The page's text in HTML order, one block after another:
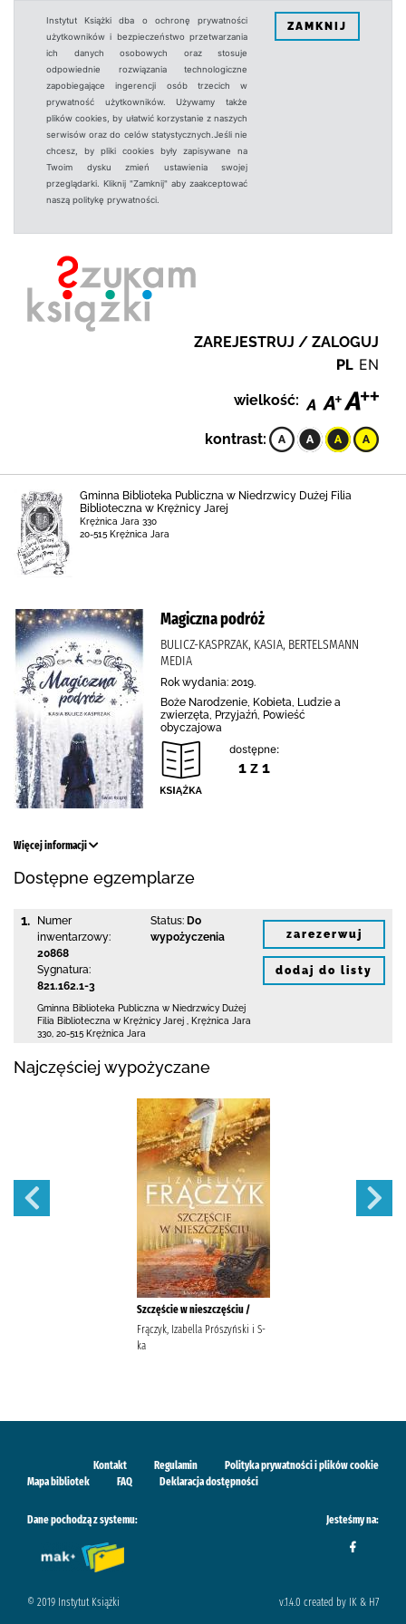
Instytut Książki dba o ochronę prywatności
użytkowników i bezpieczeństwo przetwarzania
ich danych osobowych oraz stosuje
odpowiednie rozwiązania technologiczne
zapobiegające ingerencji osób trzecich w
prywatność użytkowników. Używamy także
plików cookies, by ułatwić korzystanie z naszych
serwisów oraz do celów statystycznych.Jeśli nie
chcesz, by pliki cookies były zapisywane na
Twoim dysku zmień ustawienia swojej
przeglądarki. Kliknij "Zamknij" aby zaakceptować
naszą politykę prywatności.
ZAMKNIJ
ZAREJESTRUJ / ZALOGUJ
PL EN
wielkość:
kontrast:
Gminna Biblioteka Publiczna w Niedrzwicy Dużej Filia
Biblioteczna w Krężnicy Jarej
Krężnica Jara 330
20-515 Krężnica Jara
Magiczna podróż
BULICZ-KASPRZAK, KASIA, BERTELSMANN
MEDIA
Rok wydania: 2019.
Boże Narodzenie, Kobieta, Ludzie a
zwierzęta, Przyjaźń, Powieść
obyczajowa
dostępne:
1 z 1
Więcej informacji
Dostępne egzemplarze
1.
Numer
inwentarzowy:
20868
Sygnatura:
821.162.1-3
Status: Do
wypożyczenia
Gminna Biblioteka Publiczna w Niedrzwicy Dużej
Filia Biblioteczna w Krężnicy Jarej
Krężnica Jara
330 20-515 Krężnica Jara
zarezerwuj
dodaj do listy
Najczęściej wypożyczane
Szczęście w nieszczęściu /
Frączyk, Izabella Prószyński i S-
ka
Kontakt Regulamin
Polityka prywatności i plików cookie
Mapa bibliotek
FAQ Deklaracja dostępności
Dane pochodzą z systemu: Jesteśmy na:
© 2019 Instytut Książki v.1.4.0 created by IK & H7